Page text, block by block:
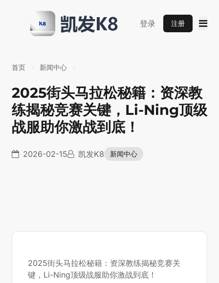
登录 注册
首页 新闻中心
2025街头马拉松秘籍：资深教
练揭秘竞赛关键，Li-Ning顶级
战服助你激战到底！
2026-02-15 凯发K8 新闻中心
2025街头马拉松秘籍：资深教练揭秘竞赛关
键，Li-Ning顶级战服助你激战到底！